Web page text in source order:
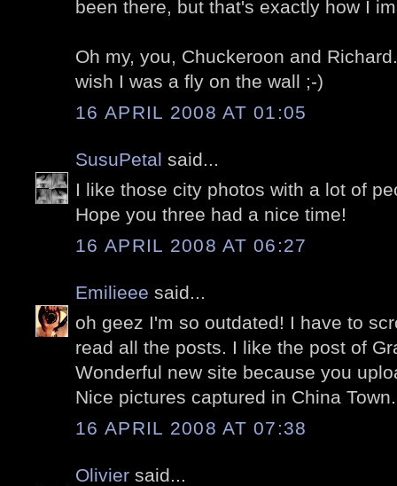
been there, but that's exactly how I
Oh my, you, Chuckeroon and
wish I was a fly on the wall ;-)
16 APRIL 2008 AT 01:05
SusuPetal said...
I like those city photos with a lot of
Hope you three had a nice time!
16 APRIL 2008 AT 06:27
Emilieee said...
oh geez I'm so outdated! I have to
read all the posts. I like the post of
Wonderful new site because you
Nice pictures captured in China Town.
16 APRIL 2008 AT 07:38
Olivier said...